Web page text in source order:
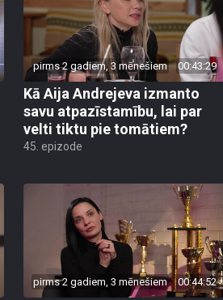
pirms 2 gadiem, 3 mēnešiem 00:43:29
Kā Aija Andrejeva izmanto
savu atpazīstamību, lai par
velti tiktu pie tomātiem?
45. epizode
pirms 2 gadiem, 3 mēnešiem 00:44:52